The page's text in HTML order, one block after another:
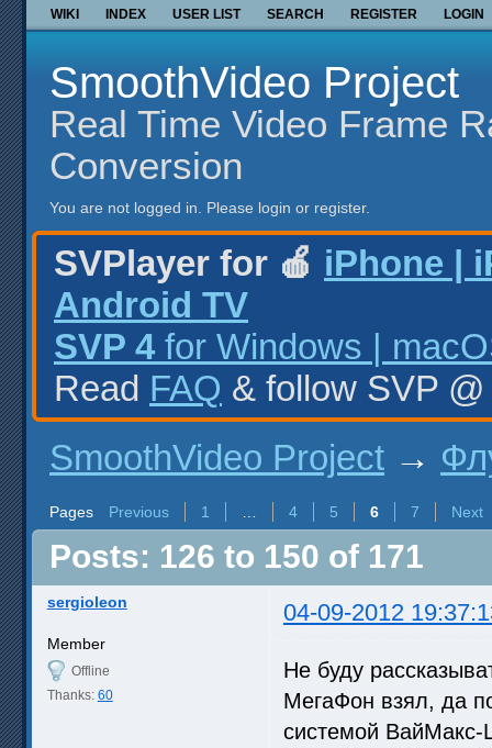
WIKI INDEX USER LIST SEARCH REGISTER LOGIN
SmoothVideo Project
Real Time Video Frame
Conversion
You are not logged in. Please login or register.
SVPlayer for 🍎 iPhone |
Android TV
SVP 4 for Windows |
Read FAQ & follow SVP
SmoothVideo Project →
Pages Previous 1 4 5 6 7 Next
Posts: 126 to 150 of 171
sergioleon 04-09-2012
Member
Offline
Thanks: 60
Не буду
МегаФон взял, да
системой ВайМакс-